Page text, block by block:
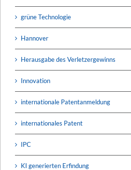
grüne Technologie
Hannover
Herausgabe des Verletzergewinns
Innovation
internationale Patentanmeldung
internationales Patent
IPC
KI generierten Erfindung